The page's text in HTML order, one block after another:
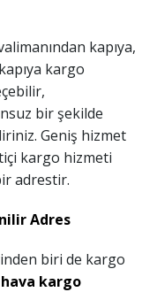
kapıya,
kargo
bir şekilde
Geniş hizmet
kargo hizmeti
adrestir.
Adres
biri de kargo
hava kargo